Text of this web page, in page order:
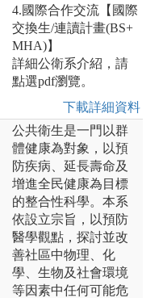
4.國際合作交流【國際
交換生/連讀計畫(BS+
MHA)】
詳細公衛系介紹，請
點選pdf瀏覽。
下載詳細資料
公共衛生是一門以群
體健康為對象，以預
防疾病、延長壽命及
增進全民健康為目標
的整合性科學。本系
依設立宗旨，以預防
醫學觀點，探討並改
善社區中物理、化
學、生物及社會環境
等因素中任何可能危